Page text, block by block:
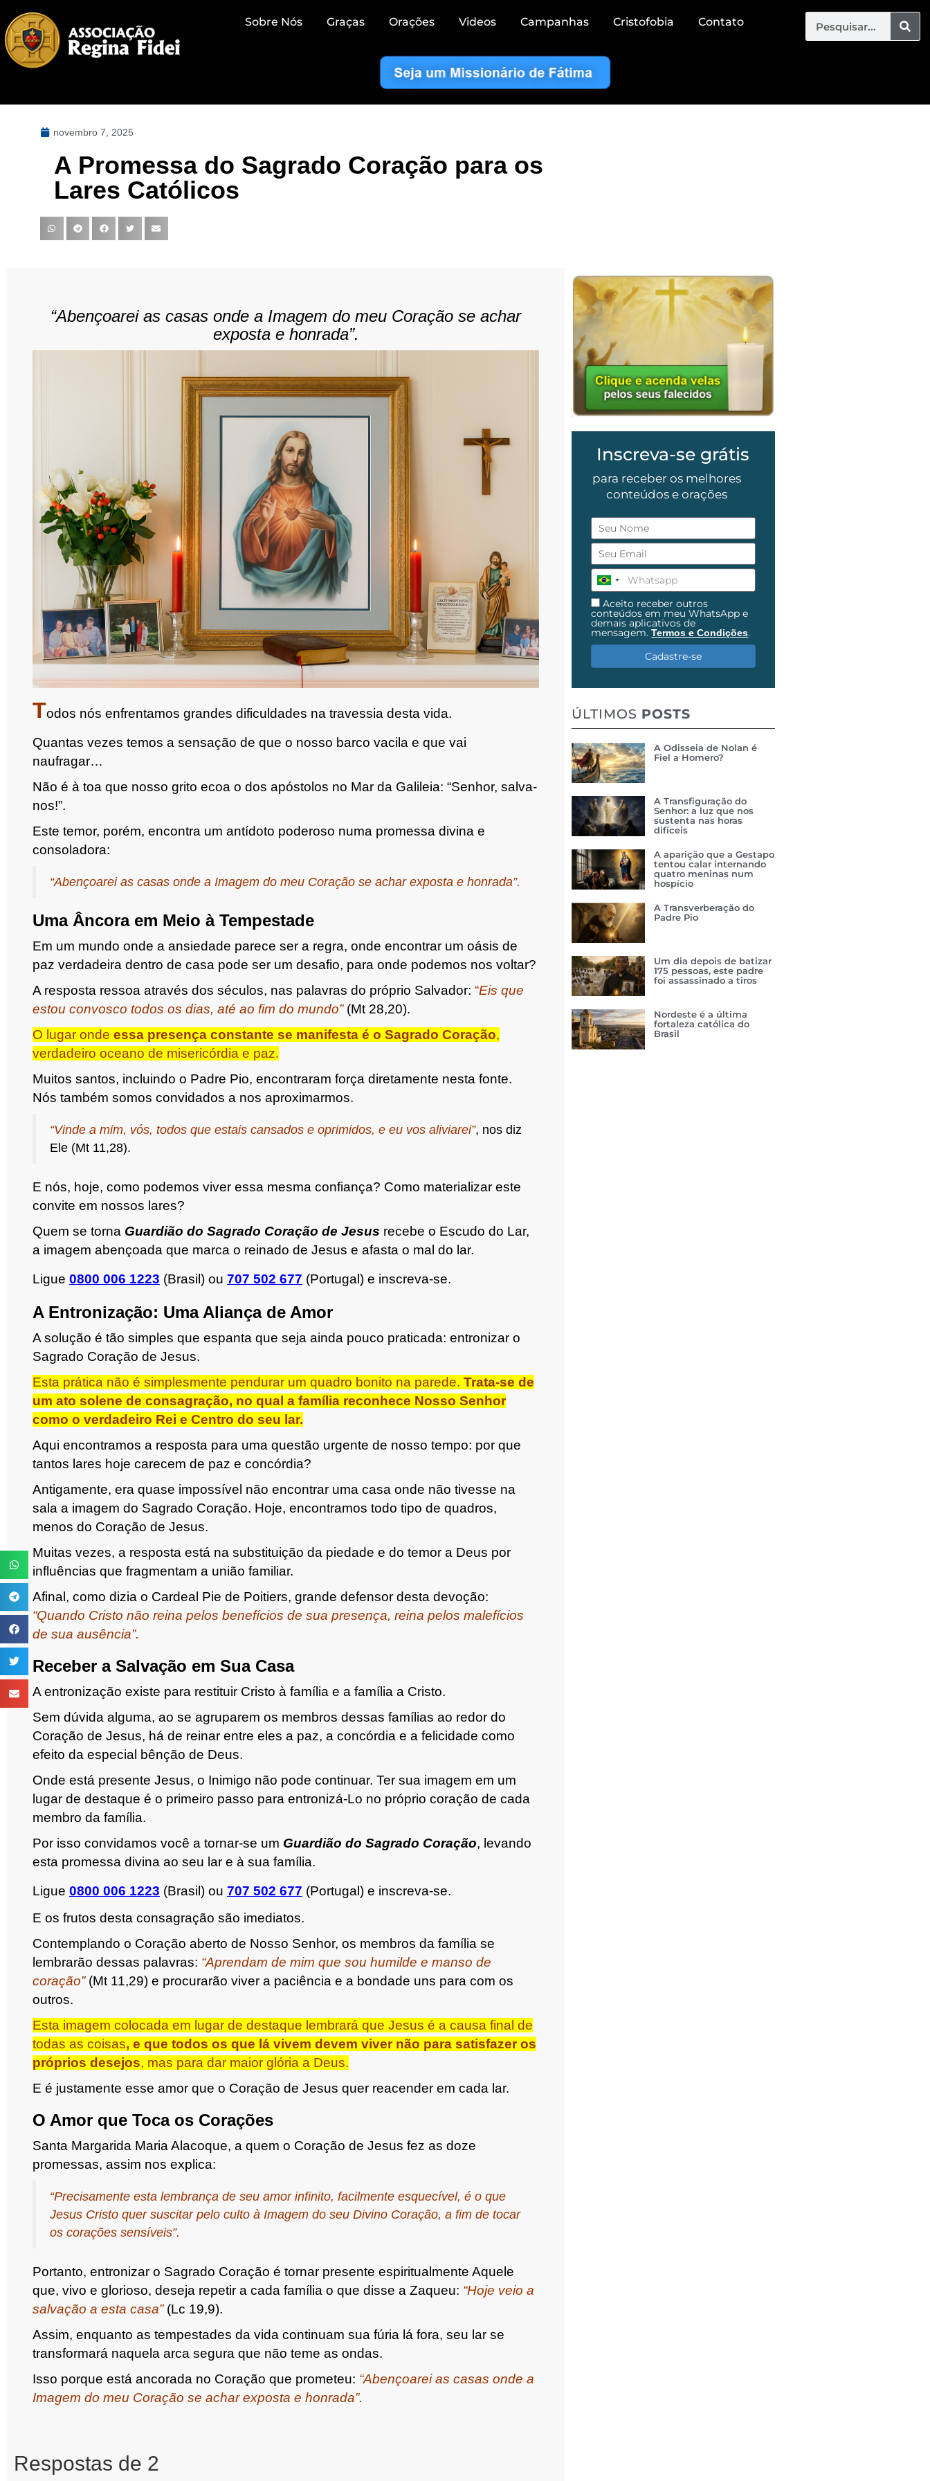
Sobre Nós Graças Orações Videos Campanhas Cristofobia Contato
novembro 7, 2025
A Promessa do Sagrado Coração para os
Lares Católicos
“Abençoarei as casas onde a Imagem do meu Coração se achar
exposta e honrada”.
Todos nós enfrentamos grandes dificuldades na travessia desta vida.
Quantas vezes temos a sensação de que o nosso barco vacila e que vai
naufragar…
Não é à toa que nosso grito ecoa o dos apóstolos no Mar da Galileia: “Senhor, salva-
nos!”.
Este temor, porém, encontra um antídoto poderoso numa promessa divina e
consoladora:
“Abençoarei as casas onde a Imagem do meu Coração se achar exposta e honrada”.
Uma Âncora em Meio à Tempestade
Em um mundo onde a ansiedade parece ser a regra, onde encontrar um oásis de
paz verdadeira dentro de casa pode ser um desafio, para onde podemos nos voltar?
A resposta ressoa através dos séculos, nas palavras do próprio Salvador: “Eis que
estou convosco todos os dias, até ao fim do mundo” (Mt 28,20).
O lugar onde essa presença constante se manifesta é o Sagrado Coração,
verdadeiro oceano de misericórdia e paz.
Muitos santos, incluindo o Padre Pio, encontraram força diretamente nesta fonte.
Nós também somos convidados a nos aproximarmos.
“Vinde a mim, vós, todos que estais cansados e oprimidos, e eu vos aliviarei”, nos diz
Ele (Mt 11,28).
E nós, hoje, como podemos viver essa mesma confiança? Como materializar este
convite em nossos lares?
Quem se torna Guardião do Sagrado Coração de Jesus recebe o Escudo do Lar,
a imagem abençoada que marca o reinado de Jesus e afasta o mal do lar.
Ligue 0800 006 1223 (Brasil) ou 707 502 677 (Portugal) e inscreva-se.
A Entronização: Uma Aliança de Amor
A solução é tão simples que espanta que seja ainda pouco praticada: entronizar o
Sagrado Coração de Jesus.
Esta prática não é simplesmente pendurar um quadro bonito na parede. Trata-se de
um ato solene de consagração, no qual a família reconhece Nosso Senhor
como o verdadeiro Rei e Centro do seu lar.
Aqui encontramos a resposta para uma questão urgente de nosso tempo: por que
tantos lares hoje carecem de paz e concórdia?
Antigamente, era quase impossível não encontrar uma casa onde não tivesse na
sala a imagem do Sagrado Coração. Hoje, encontramos todo tipo de quadros,
menos do Coração de Jesus.
Muitas vezes, a resposta está na substituição da piedade e do temor a Deus por
influências que fragmentam a união familiar.
Afinal, como dizia o Cardeal Pie de Poitiers, grande defensor desta devoção:
“Quando Cristo não reina pelos benefícios de sua presença, reina pelos malefícios
de sua ausência”.
Receber a Salvação em Sua Casa
A entronização existe para restituir Cristo à família e a família a Cristo.
Sem dúvida alguma, ao se agruparem os membros dessas famílias ao redor do
Coração de Jesus, há de reinar entre eles a paz, a concórdia e a felicidade como
efeito da especial bênção de Deus.
Onde está presente Jesus, o Inimigo não pode continuar. Ter sua imagem em um
lugar de destaque é o primeiro passo para entronizá-Lo no próprio coração de cada
membro da família.
Por isso convidamos você a tornar-se um Guardião do Sagrado Coração, levando
esta promessa divina ao seu lar e à sua família.
Ligue 0800 006 1223 (Brasil) ou 707 502 677 (Portugal) e inscreva-se.
E os frutos desta consagração são imediatos.
Contemplando o Coração aberto de Nosso Senhor, os membros da família se
lembrarão dessas palavras: “Aprendam de mim que sou humilde e manso de
coração” (Mt 11,29) e procurarão viver a paciência e a bondade uns para com os
outros.
Esta imagem colocada em lugar de destaque lembrará que Jesus é a causa final de
todas as coisas, e que todos os que lá vivem devem viver não para satisfazer os
próprios desejos, mas para dar maior glória a Deus.
E é justamente esse amor que o Coração de Jesus quer reacender em cada lar.
O Amor que Toca os Corações
Santa Margarida Maria Alacoque, a quem o Coração de Jesus fez as doze
promessas, assim nos explica:
“Precisamente esta lembrança de seu amor infinito, facilmente esquecível, é o que
Jesus Cristo quer suscitar pelo culto à Imagem do seu Divino Coração, a fim de tocar
os corações sensíveis”.
Portanto, entronizar o Sagrado Coração é tornar presente espiritualmente Aquele
que, vivo e glorioso, deseja repetir a cada família o que disse a Zaqueu: “Hoje veio a
salvação a esta casa” (Lc 19,9).
Assim, enquanto as tempestades da vida continuam sua fúria lá fora, seu lar se
transformará naquela arca segura que não teme as ondas.
Isso porque está ancorada no Coração que prometeu: “Abençoarei as casas onde a
Imagem do meu Coração se achar exposta e honrada”.
Respostas de 2
Inscreva-se grátis
para receber os melhores
conteúdos e orações
Aceito receber outros
conteúdos em meu WhatsApp e
demais aplicativos de
mensagem.Termos e Condições.
Cadastre-se
ÚLTIMOS POSTS
A Odisseia de Nolan é
Fiel a Homero?
A Transfiguração do
Senhor: a luz que nos
sustenta nas horas
difíceis
A aparição que a Gestapo
tentou calar internando
quatro meninas num
hospício
A Transverberação do
Padre Pio
Um dia depois de batizar
175 pessoas, este padre
foi assassinado a tiros
Nordeste é a última
fortaleza católica do
Brasil